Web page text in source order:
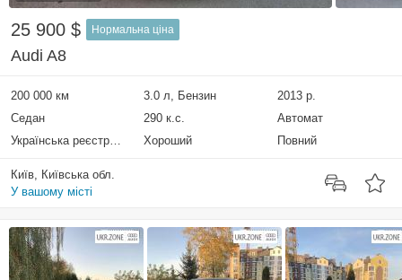
25 900 $ Нормальна ціна
Audi A8
200 000 км 3.0 л, Бензин
2013 р.
Седан
290 к.с.
Автомат
Українська реєстрація
Хороший Повний
Київ, Київська обл.
У вашому місті